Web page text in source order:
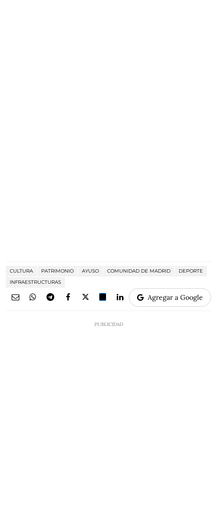
CULTURA PATRIMONIO AYUSO COMUNIDAD DE MADRID
DEPORTE
INFRAESTRUCTURAS
Agregar a Google